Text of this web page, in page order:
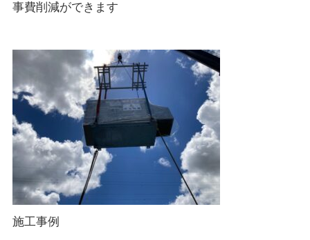
事費削減ができます
施工事例